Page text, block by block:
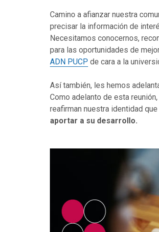
Camino a afianzar nuestra
precisar la información de
Necesitamos conocernos,
para las oportunidades de
ADN PUCP de cara a la
Así también, les hemos
Como adelanto de esta
reafirman nuestra identidad
aportar a su desarrollo.